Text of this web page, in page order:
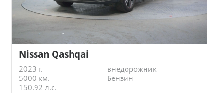
Nissan Qashqai
2023 г.
внедорожник
5000 км.
Бензин
150.92 л.с.